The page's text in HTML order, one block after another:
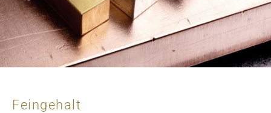
Feingehalt